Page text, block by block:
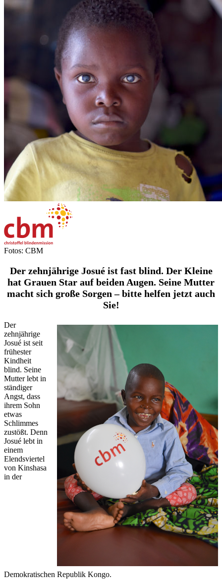
Fotos: CBM
Der zehnjährige Josué ist fast blind. Der Kleine
hat Grauen Star auf beiden Augen. Seine Mutter
macht sich große Sorgen – bitte helfen jetzt auch
Sie!
Der
zehnjährige
Josué ist seit
frühester
Kindheit
blind. Seine
Mutter lebt in
ständiger
Angst, dass
ihrem Sohn
etwas
Schlimmes
zustößt. Denn
Josué lebt in
einem
Elendsviertel
von Kinshasa
in der
Demokratischen Republik Kongo.